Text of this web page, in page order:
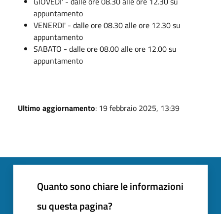
appuntamento
VENERDI' - dalle ore 08.30 alle ore 12.30 su
appuntamento
SABATO - dalle ore 08.00 alle ore 12.00 su
appuntamento
Ultimo aggiornamento: 19 febbraio 2025, 13:39
Quanto sono chiare le informazioni
su questa pagina?